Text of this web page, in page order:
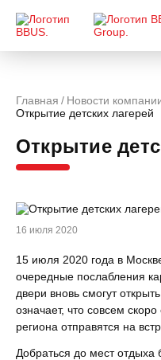
Главная
Новости
Открытие детских лагерей
Открытие
16 июля 2020
15 июля 2020 года в
очередные послабления
двери вновь смогут
означает, что совсем
региона отправятся на
Добраться до мест